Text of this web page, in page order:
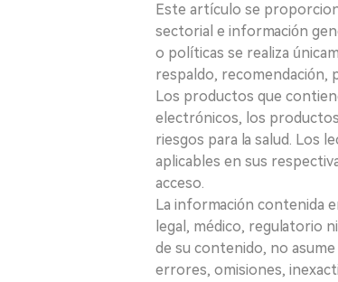
Este artículo se
sectorial e información
o políticas se realiza
respaldo, recomendación,
Los productos que
electrónicos, los
riesgos para la salud. Los
aplicables en sus
acceso.
La información contenida
legal, médico, regulatorio
de su contenido, no
errores, omisiones,